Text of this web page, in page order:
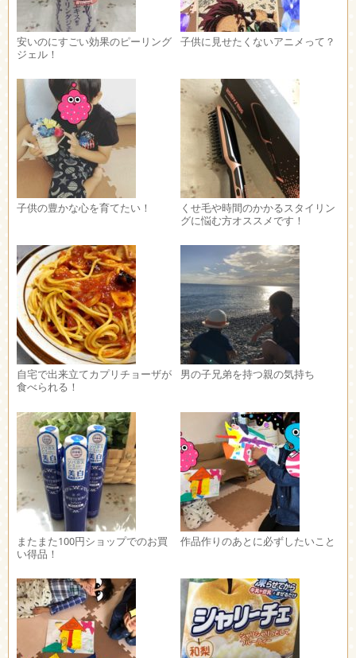
安いのにすごい効果のピーリング
ジェル！
子供に見せたくないアニメって？
子供の豊かな心を育てたい！
くせ毛や時間のかかるスタイリン
グに悩む方オススメです！
自宅で出来立てカプリチョーザが
食べられる！
男の子兄弟を持つ親の気持ち
またまた100円ショップでのお買
い得品！
作品作りのあとに必ずしたいこと